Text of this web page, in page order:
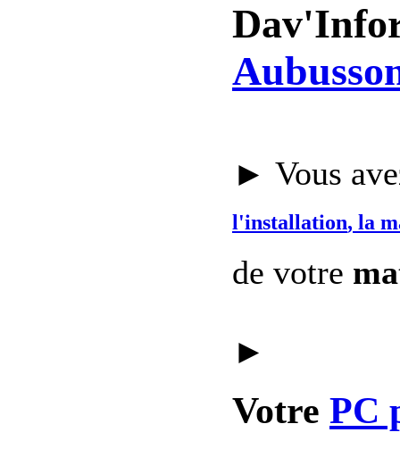
► Vous
l'installation, la
de votre
►
Votre PC